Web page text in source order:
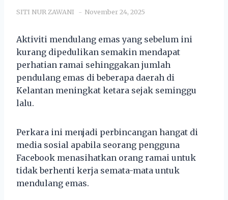
SITI NUR ZAWANI November 24, 2025
Aktiviti mendulang emas yang sebelum ini
kurang dipedulikan semakin mendapat
perhatian ramai sehinggakan jumlah
pendulang emas di beberapa daerah di
Kelantan meningkat ketara sejak seminggu
lalu.
Perkara ini menjadi perbincangan hangat di
media sosial apabila seorang pengguna
Facebook menasihatkan orang ramai untuk
tidak berhenti kerja semata-mata untuk
mendulang emas.